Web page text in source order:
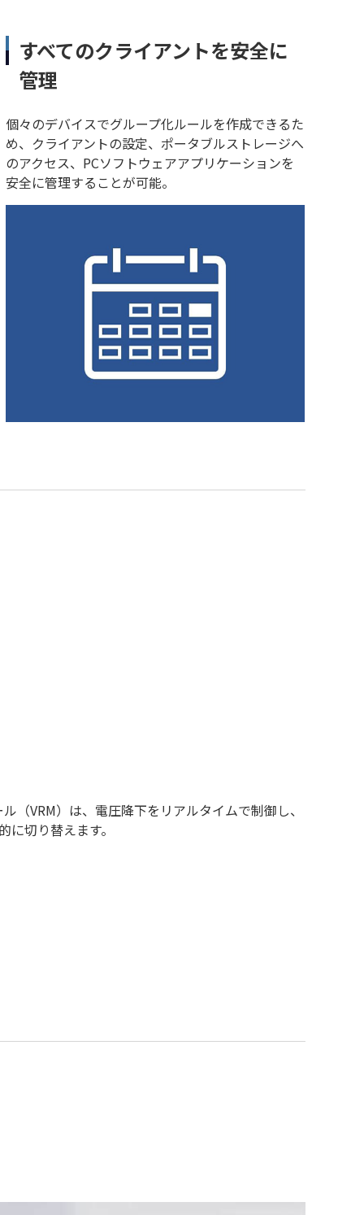
すべてのクライアントを安全に
管理
個々のデバイスでグループ化ルールを作成できるた
め、クライアントの設定、ポータブルストレージへ
のアクセス、PCソフトウェアアプリケーションを
安全に管理することが可能。
（VRM）は、電圧降下をリアルタイムで制御し、
切り替えます。